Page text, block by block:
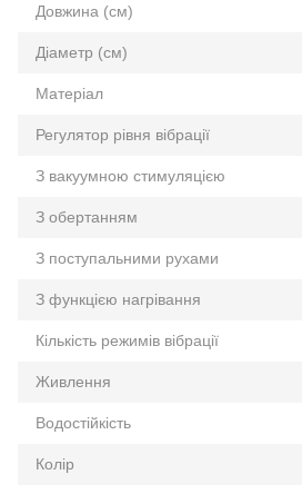
Довжина (см)
Діаметр (см)
Матеріал
Регулятор рівня вібрації
З вакуумною стимуляцією
З обертанням
З поступальними рухами
З функцією нагрівання
Кількість режимів вібрації
Живлення
Водостійкість
Колір